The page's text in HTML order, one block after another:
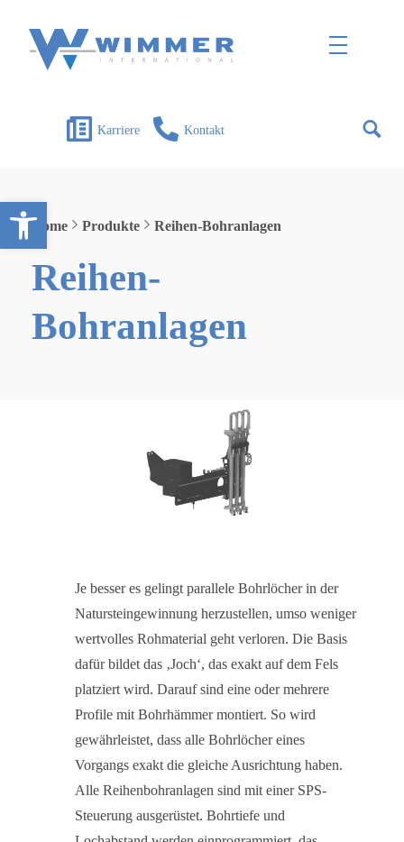
Open toolbar
Karriere Kontakt
Home Produkte Reihen-Bohranlagen
Reihen-
Bohranlagen
Je besser es gelingt parallele Bohrlöcher in der
Natursteingewinnung herzustellen, umso weniger
wertvolles Rohmaterial geht verloren. Die Basis
dafür bildet das ‚Joch‘, das exakt auf dem Fels
platziert wird. Darauf sind eine oder mehrere
Profile mit Bohrhämmer montiert. So wird
gewährleistet, dass alle Bohrlöcher eines
Vorgangs exakt die gleiche Ausrichtung haben.
Alle Reihenbohranlagen sind mit einer SPS-
Steuerung ausgerüstet. Bohrtiefe und